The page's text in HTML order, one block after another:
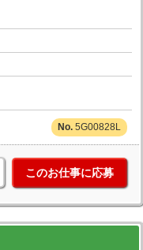
5G00828L
このお仕事に応募